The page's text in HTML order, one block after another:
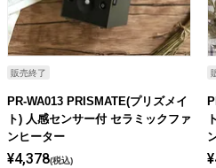
販売終了
PR-WA013 PRISMATE(プリズメイ
ト) 人感センサー付 セラミックファ
ンヒーター
¥4,378 税込 ¥